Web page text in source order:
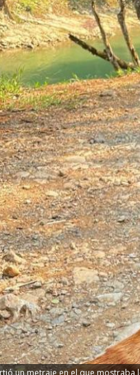
un metraje en el que mostraba